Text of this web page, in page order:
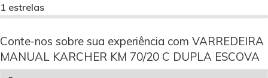
1 estrelas
Conte-nos sobre sua experiência com VARREDEIRA
MANUAL KARCHER KM 70/20 C DUPLA ESCOVA